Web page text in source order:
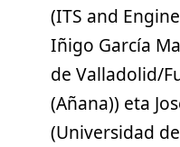
(ITS and
Iñigo García
de Valladolid/
(Añana)) eta
(Universidad